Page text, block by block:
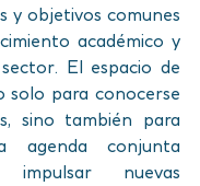
y objetivos comunes
académico y
El espacio de
solo para conocerse
sino también para
agenda conjunta
nuevas